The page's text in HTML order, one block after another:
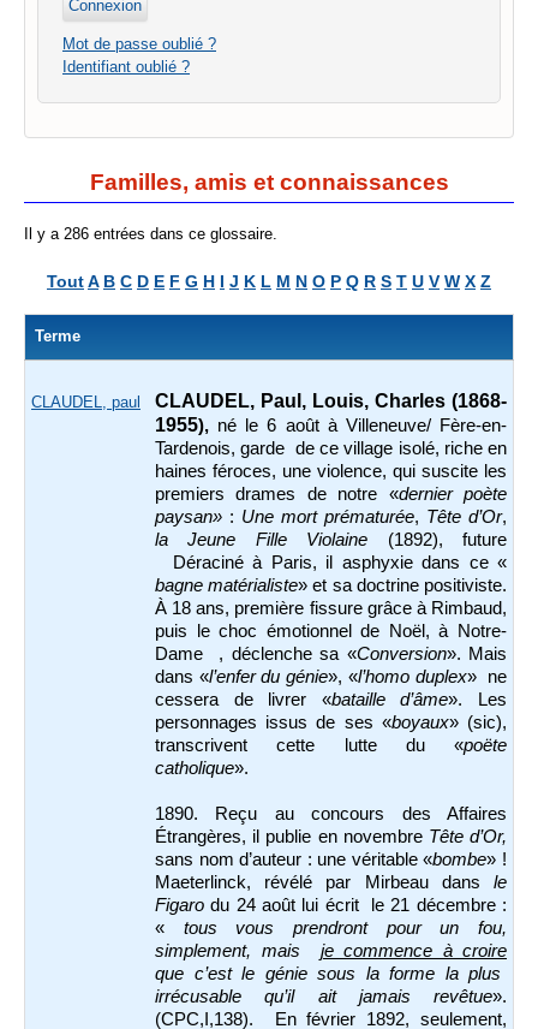
Mot de passe oublié ?
Identifiant oublié ?
Familles, amis et connaissances
Il y a 286 entrées dans ce glossaire.
ToutA B C D E F G H I J K L M N O P Q R S T U V W X Z
Terme
CLAUDEL, paul
CLAUDEL, Paul, Louis, Charles (1868-
1955), né le 6 août à Villeneuve/ Fère-en-
Tardenois, garde de ce village isolé, riche en
haines féroces, une violence, qui suscite les
premiers drames de notre «dernier poète
paysan» : Une mort prématurée, Tête d’Or,
la Jeune Fille Violaine (1892), future
Déraciné à Paris, il asphyxie dans ce «
bagne matérialiste» et sa doctrine positiviste.
À 18 ans, première fissure grâce à Rimbaud,
puis le choc émotionnel de Noël, à Notre-
Dame , déclenche sa «Conversion». Mais
dans «l’enfer du génie», «l’homo duplex» ne
cessera de livrer «bataille d’âme». Les
personnages issus de ses «boyaux» (sic),
transcrivent cette lutte du «poëte
catholique».
1890. Reçu au concours des Affaires
Étrangères, il publie en novembre Tête d’Or,
sans nom d’auteur : une véritable «bombe» !
Maeterlinck, révélé par Mirbeau dans le
Figaro du 24 août lui écrit le 21 décembre :
« tous vous prendront pour un fou,
simplement, mais je commence à croire
que c’est le génie sous la forme la plus
irrécusable qu’il ait jamais revêtue».
(CPC,I,138). En février 1892, seulement,